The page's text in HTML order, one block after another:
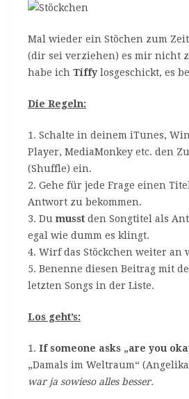
Mal wieder ein Stöchen zum
(dir sei verziehen) es mir nicht
habe ich Tiffy losgeschickt, es
Die Regeln:
1. Schalte in deinem iTunes,
Player, MediaMonkey etc. den
(Shuffle) ein.
2. Gehe für jede Frage einen
Antwort zu bekommen.
3. Du musst den Songtitel als
egal wie dumm es klingt.
4. Wirf das Stöckchen weiter an
5. Benenne diesen Beitrag mit
letzten Songs in der Liste.
Los geht’s:
1. If someone asks „are you
„Damals im Weltraum“
war ja sowieso alles besser.